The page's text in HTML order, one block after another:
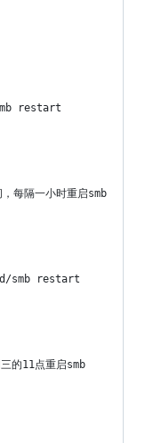
restart
每隔一小时重启smb
restart
的11点重启smb